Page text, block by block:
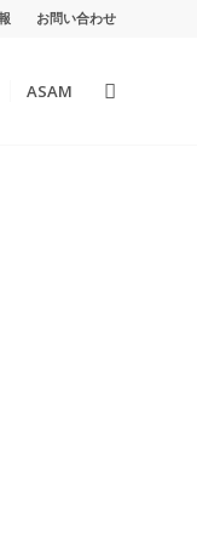
お問い合わせ
ASAM